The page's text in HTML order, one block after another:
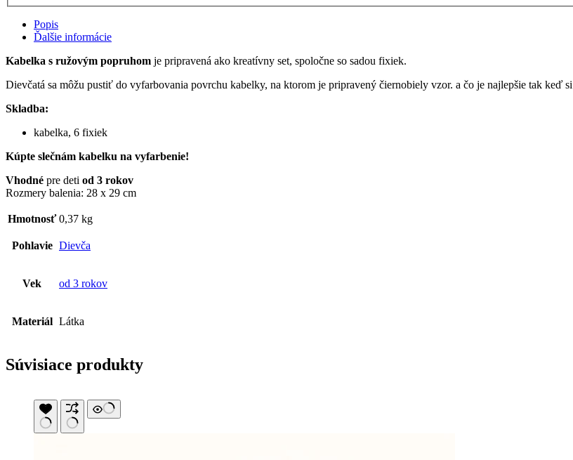
Popis
Ďalšie informácie
Kabelka s ružovým popruhom je pripravená ako kreatívny set, spoločne so sadou fixiek.
Dievčatá sa môžu pustiť do vyfarbovania povrchu kabelky, na ktorom je pripravený čiernobiely vzor. a čo je najlepšie tak keď
Skladba:
kabelka, 6 fixiek
Kúpte slečnám kabelku na vyfarbenie!
Vhodné pre deti od 3 rokov
Rozmery balenia: 28 x 29 cm
Hmotnosť 0,37 kg
Pohlavie Dievča
Vek od 3 rokov
Materiál Látka
Súvisiace produkty